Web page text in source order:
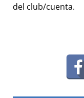
del club/cuenta.